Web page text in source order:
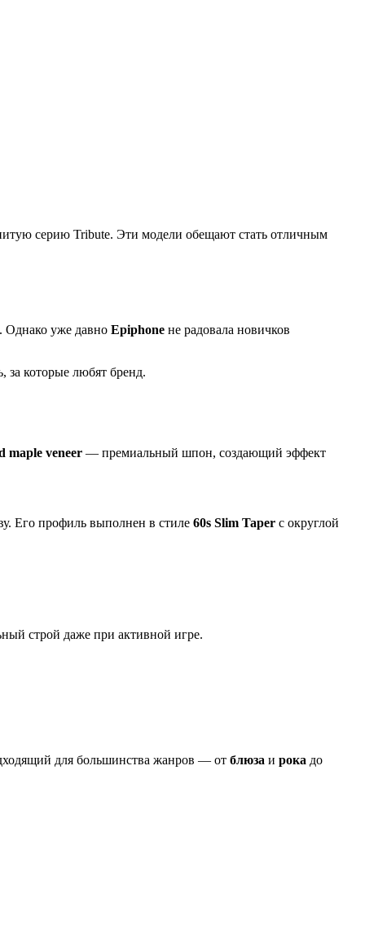
серию Tribute. Эти модели обещают стать отличным
Однако уже давно Epiphone не радовала новичков
за которые любят бренд.
maple veneer — премиальный шпон, создающий эффект
Его профиль выполнен в стиле 60s Slim Taper с округлой
строй даже при активной игре.
для большинства жанров — от блюза и рока до